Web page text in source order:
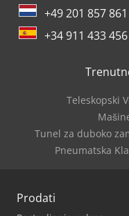
+49 201 857
+34 911 433 456
Teleskopski
Tunel za duboko
Pneumatska
Prodati